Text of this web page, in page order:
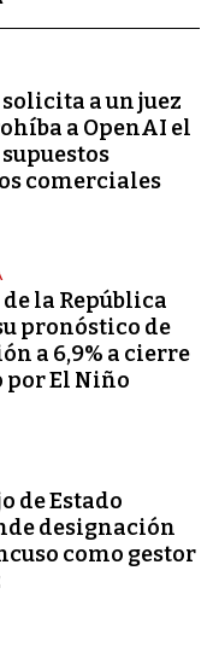
a un juez
a OpenAI el
supuestos
comerciales
la República
pronóstico de
a 6,9% a cierre
por El Niño
de Estado
designación
como gestor